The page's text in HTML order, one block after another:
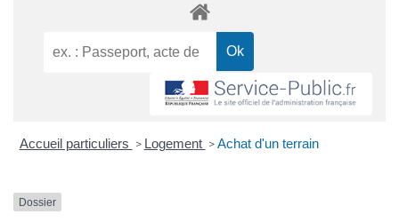
Accueil particuliers > Logement > Achat d'un terrain
Dossier